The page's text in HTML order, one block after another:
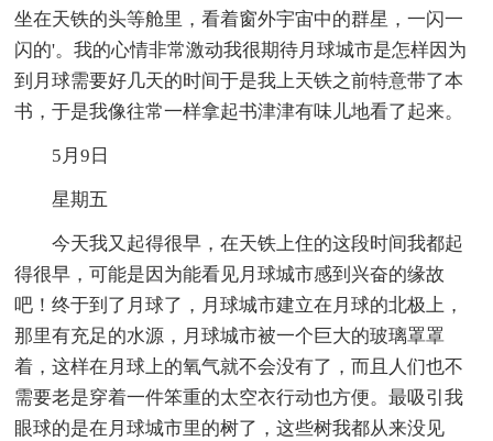
坐在天铁的头等舱里，看着窗外宇宙中的群星，一闪一
闪的'。我的心情非常激动我很期待月球城市是怎样因为
到月球需要好几天的时间于是我上天铁之前特意带了本
书，于是我像往常一样拿起书津津有味儿地看了起来。
5月9日
星期五
今天我又起得很早，在天铁上住的这段时间我都起
得很早，可能是因为能看见月球城市感到兴奋的缘故
吧！终于到了月球了，月球城市建立在月球的北极上，
那里有充足的水源，月球城市被一个巨大的玻璃罩罩
着，这样在月球上的氧气就不会没有了，而且人们也不
需要老是穿着一件笨重的太空衣行动也方便。最吸引我
眼球的是在月球城市里的树了，这些树我都从来没见